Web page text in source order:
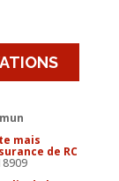
mais
de RC